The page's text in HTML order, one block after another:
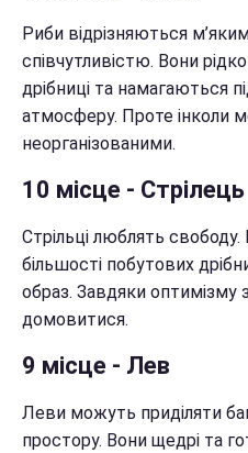
Риби відрізняються
співчутливістю. Вони
дрібниці та намагаються
атмосферу. Проте інколи
неорганізованими.
10 місце - Стрілець
Стрільці люблять
більшості побутових
образ. Завдяки оптимізму
домовитися.
9 місце - Лев
Леви можуть приділяти
простору. Вони щедрі та